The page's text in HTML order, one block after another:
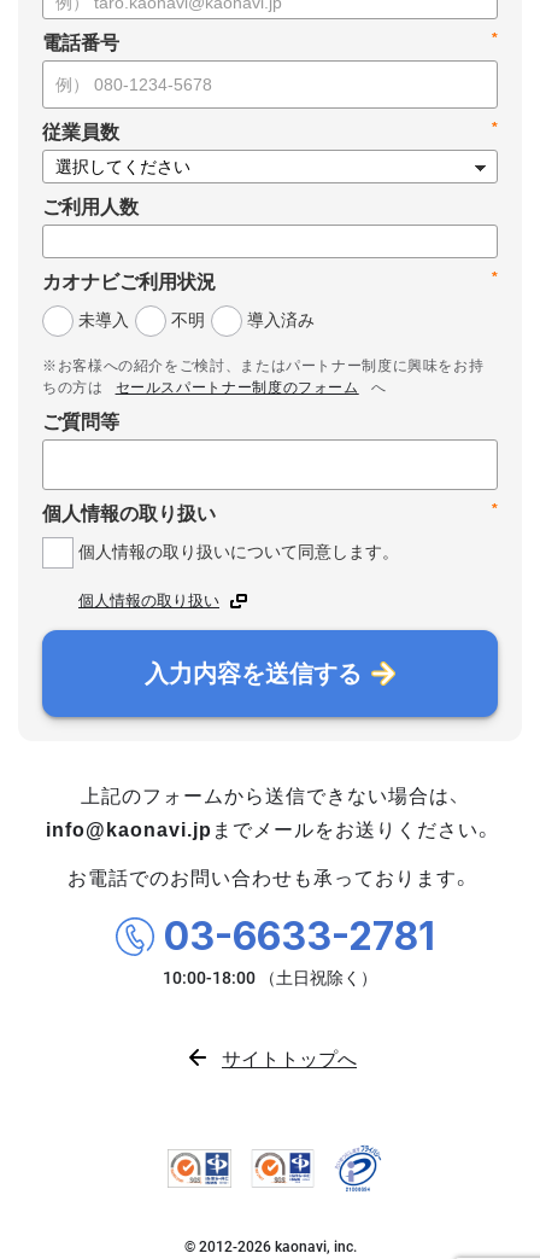
*
電話番号
*
従業員数
ご利用人数
*
カオナビご利用状況
未導入
不明 導入済み
※お客様への紹介をご検討、またはパートナー制度に興味をお持
ちの方は
セールスパートナー制度のフォーム へ
ご質問等
*
個人情報の取り扱い
個人情報の取り扱いについて同意します。
個人情報の取り扱い
入力内容を送信する
上記のフォームから送信できない場合は、
info@kaonavi.jp までメールをお送りください。
お電話でのお問い合わせも承っております。
03-6633-2781
サイトトップへ
© 2012-2026kaonavi, inc.